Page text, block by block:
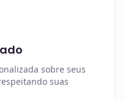
sobre seus
suas